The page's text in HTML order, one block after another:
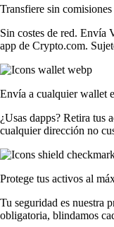
Transfiere sin comisiones
Sin costes de red. Envía
app de Crypto.com.
Envía a cualquier wallet
¿Usas dapps? Retira tus
cualquier dirección no
Protege tus activos al
Tu seguridad es nuestra
obligatoria, blindamos